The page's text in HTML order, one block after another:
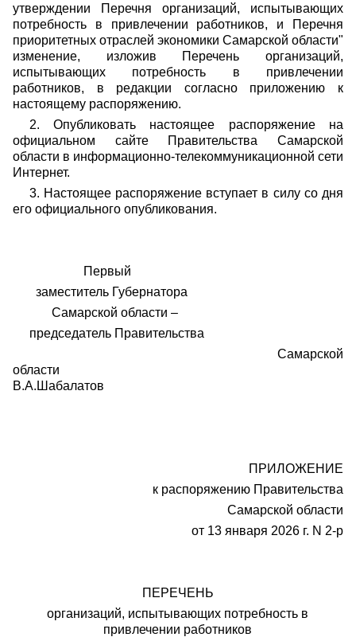
утверждении Перечня организаций, испытывающих
потребность в привлечении работников, и Перечня
приоритетных отраслей экономики Самарской области"
изменение, изложив Перечень организаций,
испытывающих потребность в привлечении
работников, в редакции согласно приложению к
настоящему распоряжению.
2. Опубликовать настоящее распоряжение на
официальном сайте Правительства Самарской
области в информационно-телекоммуникационной сети
Интернет.
3. Настоящее распоряжение вступает в силу со дня
его официального опубликования.
Первый
заместитель Губернатора
Самарской области –
председатель Правительства
Самарской
области
В.А.Шабалатов
ПРИЛОЖЕНИЕ
к распоряжению Правительства
Самарской области
от 13 января 2026 г. N 2-р
ПЕРЕЧЕНЬ
организаций, испытывающих потребность в
привлечении работников